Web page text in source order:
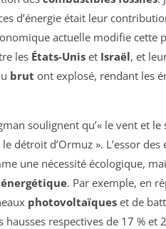
d’énergie était leur
actuelle modifie cette
les États-Unis et Israël, et
brut ont explosé, rendant les
soulignent qu’« le vent et le
détroit d’Ormuz ». L’essor des
une nécessité écologique,
. Par exemple, en
photovoltaïques et de
respectives de 17 % et